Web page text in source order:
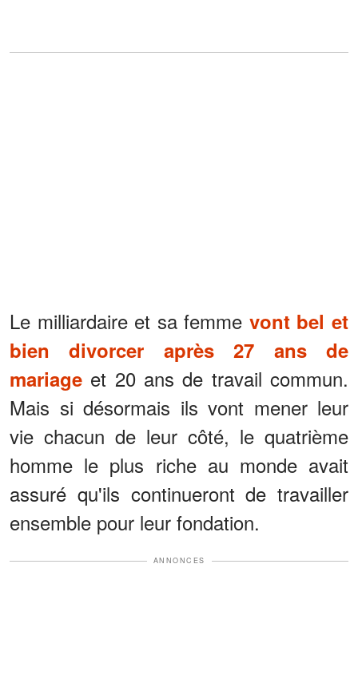
Le milliardaire et sa femme vont bel et
bien divorcer après 27 ans de
mariage et 20 ans de travail commun.
Mais si désormais ils vont mener leur
vie chacun de leur côté, le quatrième
homme le plus riche au monde avait
assuré qu'ils continueront de travailler
ensemble pour leur fondation.
ANNONCES